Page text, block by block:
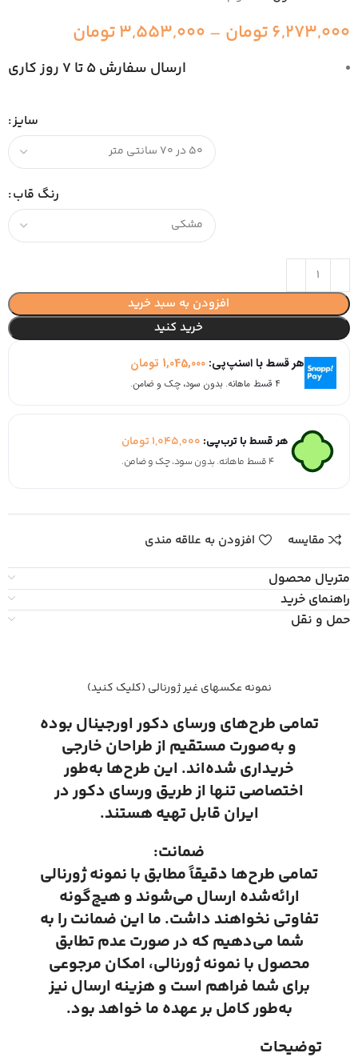
6,273,000تومان –
3,553,000تومان
ارسال سفارش 5 تا 7 روز کاری
سایز
رنگ قاب
افزودن به سبد خرید
خرید کنید
هر قسط با اسنپ‌پی:1,045,000 تومان
۴ قسط ماهانه. بدون سود، چک و ضامن.
هر قسط با ترب‌پی: 1,045,000تومان
۴ قسط ماهانه. بدون سود، چک و ضامن.
مقایسه افزودن به علاقه مندی
متریال محصول
راهنمای خرید
حمل و نقل
نمونه عکسهای غیر ژورنالی (کلیک کنید)
تمامی طرح‌های ورسای دکور اورجینال بوده
و به‌صورت مستقیم از طراحان خارجی
خریداری شده‌اند. این طرح‌ها به‌طور
اختصاصی تنها از طریق ورسای دکور در
ایران قابل تهیه هستند.
ضمانت:
تمامی طرح‌ها دقیقاً مطابق با نمونه ژورنالی
ارائه‌شده ارسال می‌شوند و هیچ‌گونه
تفاوتی نخواهند داشت. ما این ضمانت را به
شما می‌دهیم که در صورت عدم تطابق
محصول با نمونه ژورنالی، امکان مرجوعی
برای شما فراهم است و هزینه ارسال نیز
به‌طور کامل بر عهده ما خواهد بود.
توضیحات